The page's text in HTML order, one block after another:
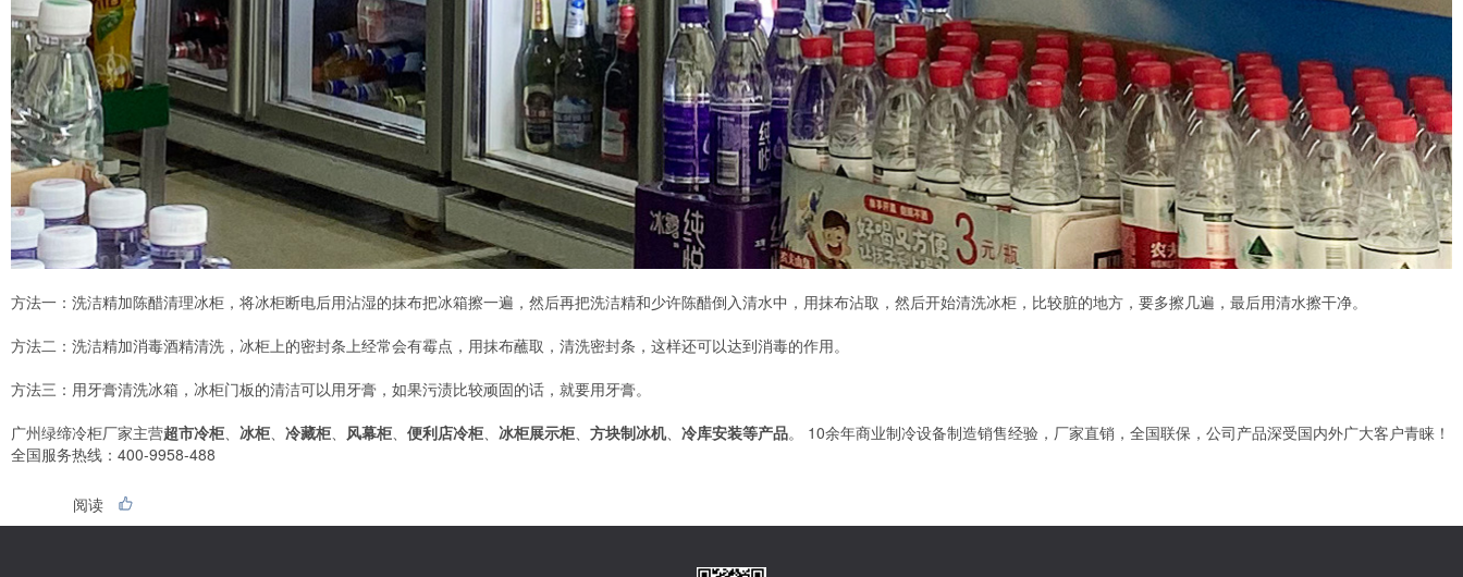
方法一：洗洁精加陈醋清理冰柜，将冰柜断电后用沾湿的抹布把冰箱擦一遍，然后再把洗洁精和少许陈醋倒入清水中，用抹布沾取，然后开始清洗冰柜，比较脏的地方，要多擦几遍，最后用清水擦干净。
方法二：洗洁精加消毒酒精清洗，冰柜上的密封条上经常会有霉点，用抹布蘸取，清洗密封条，这样还可以达到消毒的作用。
方法三：用牙膏清洗冰箱，冰柜门板的清洁可以用牙膏，如果污渍比较顽固的话，就要用牙膏。
广州绿缔冷柜厂家主营超市冷柜、 冰柜、 冷藏柜、 风幕柜、 便利店冷柜、 冰柜展示柜、 方块制冰机、 冷库安装等产品。 10余年商业制冷设备制造销售经验，厂家直销，全国联保，公司产品深受国内外广大客户青睐！
全国服务热线：400-9958-488
阅读